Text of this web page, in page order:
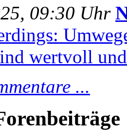
09:30 Uhr
wertvoll
...